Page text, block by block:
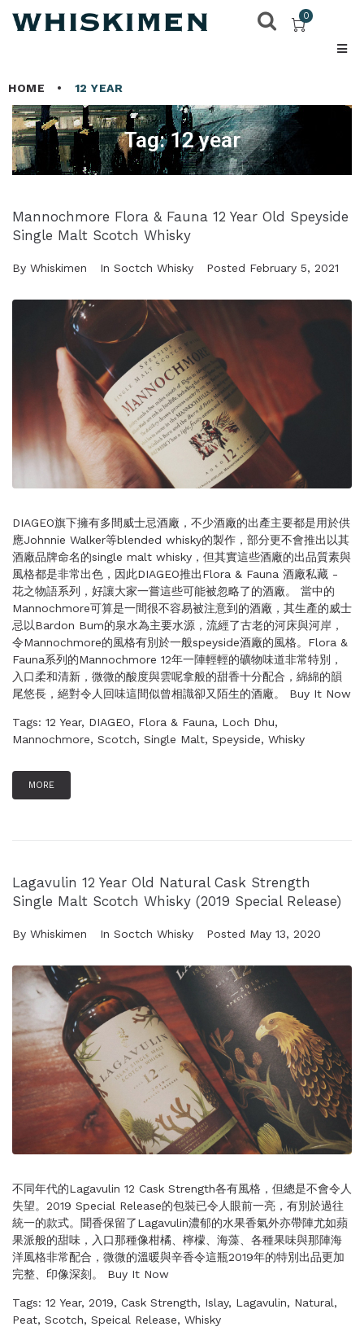
0
HOME • 12 YEAR
Tag:12 year
Mannochmore Flora & Fauna 12 Year Old Speyside
Single Malt Scotch Whisky
By Whiskimen In Soctch Whisky Posted February 5, 2021
DIAGEO旗下擁有多間威士忌酒廠，不少酒廠的出產主要都是用於供
應Johnnie Walker等blended whisky的製作，部分更不會推出以其
酒廠品牌命名的single malt whisky，但其實這些酒廠的出品質素與
風格都是非常出色，因此DIAGEO推出Flora & Fauna 酒廠私藏 -
花之物語系列，好讓大家一嘗這些可能被忽略了的酒廠。 當中的
Mannochmore可算是一間很不容易被注意到的酒廠，其生產的威士
忌以Bardon Bum的泉水為主要水源，流經了古老的河床與河岸，
令Mannochmore的風格有別於一般speyside酒廠的風格。Flora &
Fauna系列的Mannochmore 12年一陣輕輕的礦物味道非常特別，
入口柔和清新，微微的酸度與雲呢拿般的甜香十分配合，綿綿的韻
尾悠長，絕對令人回味這間似曾相識卻又陌生的酒廠。 Buy It Now
Tags: 12 Year, DIAGEO, Flora & Fauna, Loch Dhu,
Mannochmore, Scotch, Single Malt, Speyside, Whisky
MORE
Lagavulin 12 Year Old Natural Cask Strength
Single Malt Scotch Whisky (2019 Special Release)
By Whiskimen In Soctch Whisky Posted May 13, 2020
不同年代的Lagavulin 12 Cask Strength各有風格，但總是不會令人
失望。2019 Special Release的包裝已令人眼前一亮，有別於過往
統一的款式。聞香保留了Lagavulin濃郁的水果香氣外亦帶陣尤如蘋
果派般的甜味，入口那種像柑橘、檸檬、海藻、各種果味與那陣海
洋風格非常配合，微微的溫暖與辛香令這瓶2019年的特別出品更加
完整、印像深刻。 Buy It Now
Tags: 12 Year, 2019, Cask Strength, Islay, Lagavulin, Natural,
Peat, Scotch, Speical Release, Whisky